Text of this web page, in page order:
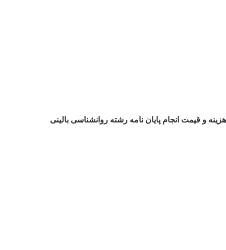
هزینه و قیمت انجام پایان نامه رشته روانشناسی بالینی